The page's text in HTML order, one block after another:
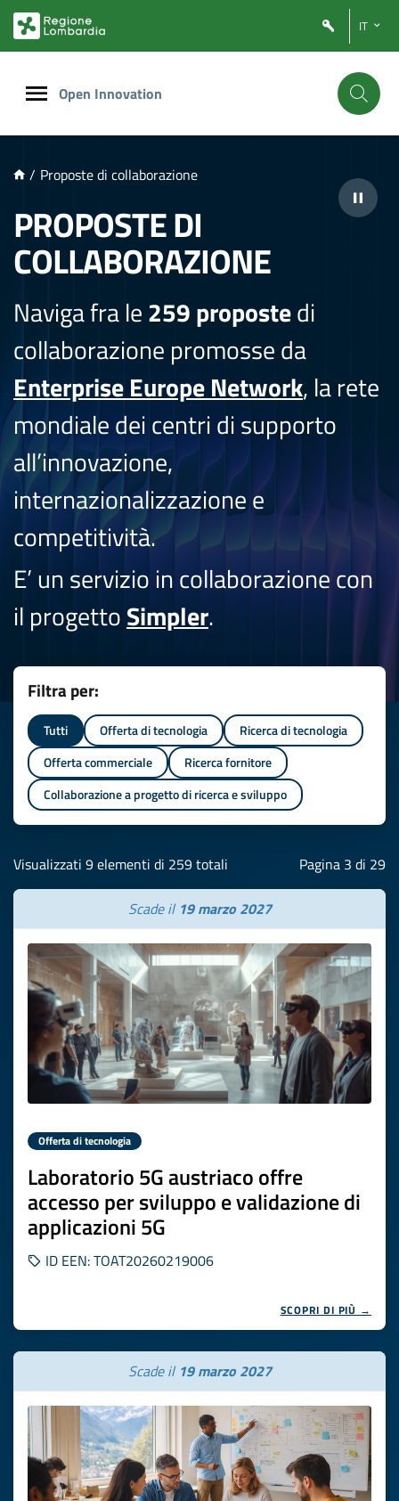
PRINCIPALE
IT
Open Innovation
/ Proposte di collaborazione
PROPOSTE DI
COLLABORAZIONE
Naviga fra le259 propostedi
collaborazione promosse da
Enterprise Europe Network, la rete
mondiale dei centri di supporto
all’innovazione,
internazionalizzazione e
competitività.
E’ un servizio in collaborazione con
il progettoSimpler.
Filtra per:
Tutti Offerta di tecnologia
Ricerca di tecnologia
Offerta commerciale
Ricerca fornitore
Collaborazione a progetto di ricerca e sviluppo
Visualizzati 9 elementi di 259 totali Pagina 3 di 29
Scade il 19 marzo 2027
Offerta di tecnologia
Laboratorio 5G austriaco offre
accesso per sviluppo e validazione di
applicazioni 5G
ID EEN: TOAT20260219006
SCOPRI DI PIÙ →
Scade il 19 marzo 2027